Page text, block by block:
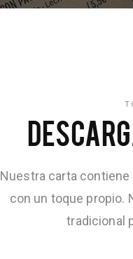
Nuestra carta contiene
con un toque propio.
tradicional